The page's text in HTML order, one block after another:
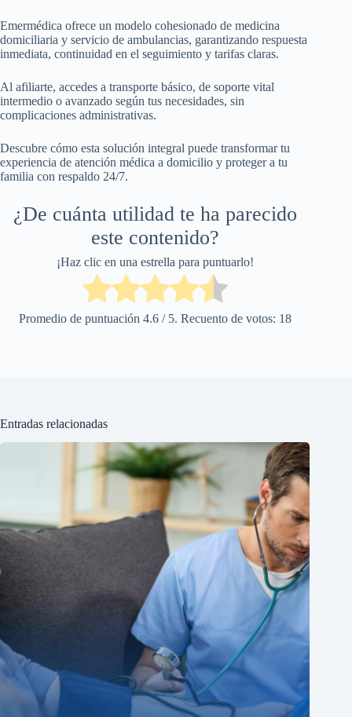
Emermédica ofrece un modelo cohesionado de medicina
domiciliaria y servicio de ambulancias, garantizando respuesta
inmediata, continuidad en el seguimiento y tarifas claras.
Al afiliarte, accedes a transporte básico, de soporte vital
intermedio o avanzado según tus necesidades, sin
complicaciones administrativas.
Descubre cómo esta solución integral puede transformar tu
experiencia de atención médica a domicilio y proteger a tu
familia con respaldo 24/7.
¿De cuánta utilidad te ha parecido
este contenido?
¡Haz clic en una estrella para puntuarlo!
Promedio de puntuación 4.6/ 5. Recuento de votos: 18
Entradas relacionadas